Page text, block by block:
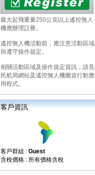
最大起飛重量250公克以上遙控無人
機應辦理註冊。
遙控無人機活動前，應注意活動區域
與遵守操作規定。
相關活動區域及操作規定資訊，請見
民航局網站及遙控無人機圖資行動應
用程式。
客戶資訊
客戶群組 : Guest
含稅價格 : 所有價格含稅